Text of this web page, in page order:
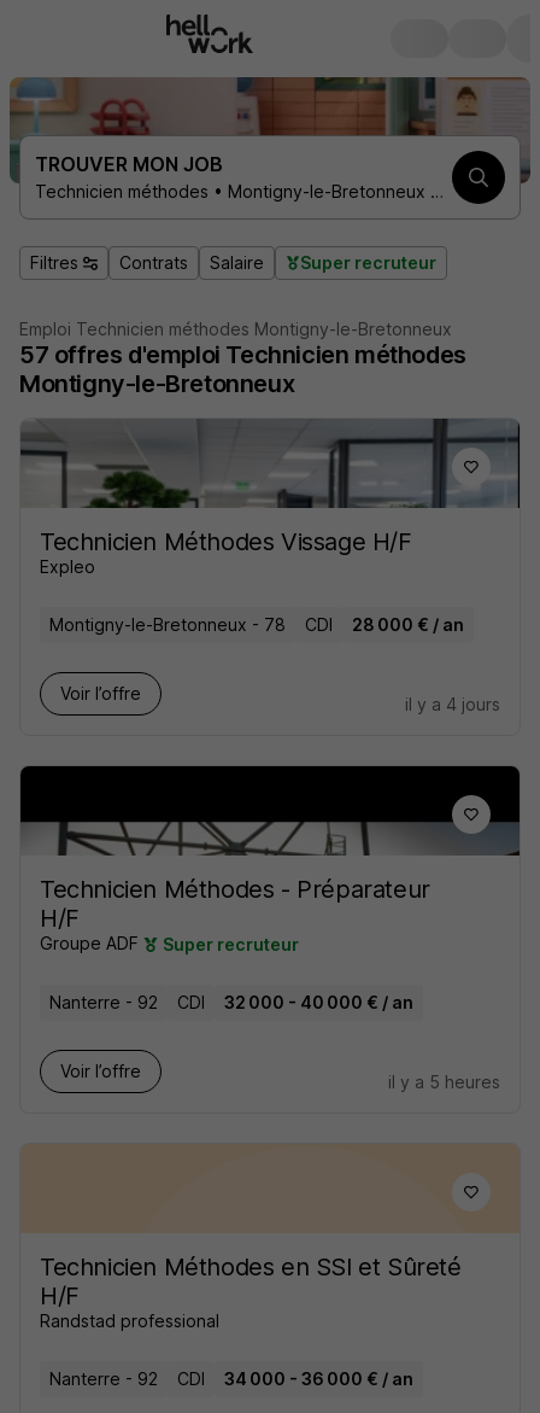
TROUVER MON JOB
Technicien méthodes • Montigny-le-Bretonneux 78180
Filtres Contrats Salaire Super recruteur
Emploi Technicien méthodes Montigny-le-Bretonneux
57 offres d'emploi Technicien méthodes
Montigny-le-Bretonneux
Technicien Méthodes Vissage H/F
Expleo
Montigny-le-Bretonneux - 78 CDI 28 000 € / an
Voir l’offre
il y a 4 jours
Technicien Méthodes - Préparateur
H/F
Groupe ADF Super recruteur
Nanterre - 92 CDI 32 000 - 40 000 € / an
Voir l’offre
il y a 5 heures
Technicien Méthodes en SSI et Sûreté
H/F
Randstad professional
Nanterre - 92 CDI 34 000 - 36 000 € / an